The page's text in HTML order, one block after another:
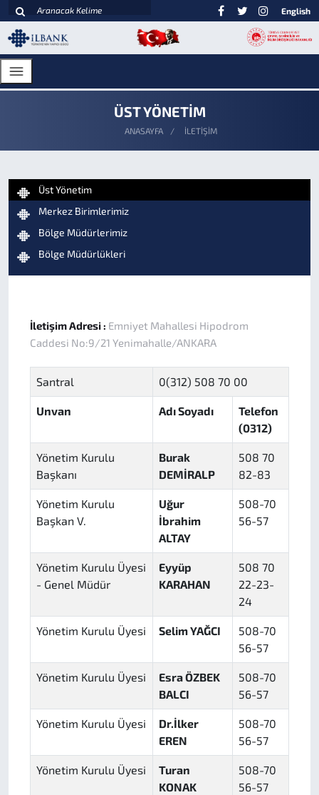
English
ÜST YÖNETİM
ANASAYFA İLETİŞİM
Üst Yönetim
Merkez Birimlerimiz
Bölge Müdürlerimiz
Bölge Müdürlükleri
İletişim Adresi : Emniyet Mahallesi Hipodrom
Caddesi No:9/21 Yenimahalle/ANKARA
Santral 0(312) 508 70 00
Unvan Adı Soyadı
Telefon
(0312)
Yönetim Kurulu
Başkanı
Burak
DEMİRALP
508 70
82-83
Yönetim Kurulu
Başkan V.
Uğur
İbrahim
ALTAY
508-70
56-57
Yönetim Kurulu Üyesi
- Genel Müdür
Eyyüp
KARAHAN
508 70
22-23-
24
Yönetim Kurulu Üyesi Selim YAĞCI
508-70
56-57
Yönetim Kurulu Üyesi
Esra ÖZBEK
BALCI
508-70
56-57
Yönetim Kurulu Üyesi
Dr.İlker
EREN
508-70
56-57
Yönetim Kurulu Üyesi
Turan
KONAK
508-70
56-57